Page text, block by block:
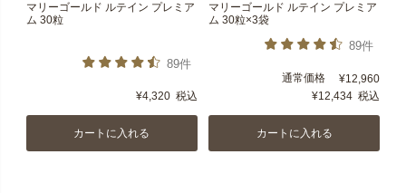
マリーゴールド ルテイン プレミア
ム 30粒
89件
¥4,320 税込
カートに入れる
マリーゴールド ルテイン プレミア
ム 30粒×3袋
89件
通常価格 ¥12,960
¥12,434 税込
カートに入れる